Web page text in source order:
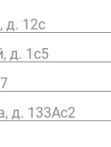
д. 12c
д. 1с5
д. 133Ас2